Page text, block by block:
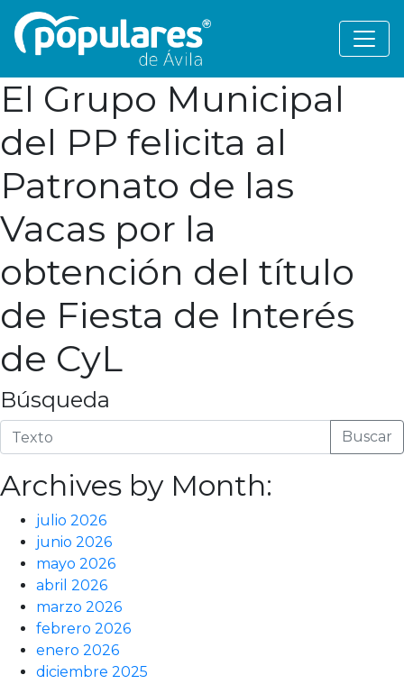
El Grupo Municipal
del PP felicita al
Patronato de las
Vacas por la
obtención del título
de Fiesta de Interés
de CyL
Búsqueda
Buscar
Archives by Month:
julio 2026
junio 2026
mayo 2026
abril 2026
marzo 2026
febrero 2026
enero 2026
diciembre 2025